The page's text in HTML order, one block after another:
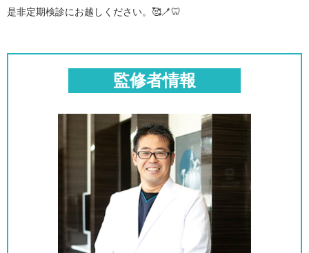
是非定期検診にお越しください。🥰🪥🦷
監修者情報